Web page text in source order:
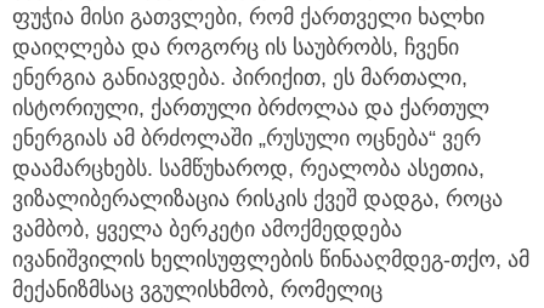
ფუჭია მისი გათვლები, რომ ქართველი ხალხი
დაიღლება და როგორც ის საუბრობს, ჩვენი
ენერგია განიავდება. პირიქით, ეს მართალი,
ისტორიული, ქართული ბრძოლაა და ქართულ
ენერგიას ამ ბრძოლაში „რუსული ოცნება“ ვერ
დაამარცხებს. სამწუხაროდ, რეალობა ასეთია,
ვიზალიბერალიზაცია რისკის ქვეშ დადგა, როცა
ვამბობ, ყველა ბერკეტი ამოქმედდება
ივანიშვილის ხელისუფლების წინააღმდეგ-თქო, ამ
მექანიზმსაც ვგულისხმობ, რომელიც